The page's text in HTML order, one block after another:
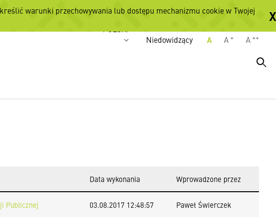
Wersje językowe
Niedowidzący
A A + A ++
Data wykonania Wprowadzone przez
Publicznej 03.08.2017 12:48:57 Paweł Świerczek
warunki przechowywania lub dostępu mechanizmu cookie w Twojej
X